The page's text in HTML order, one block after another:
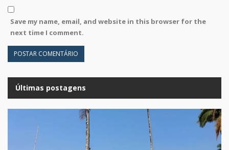
Save my name, email, and website in this browser for the
next time I comment.
Últimas postagens